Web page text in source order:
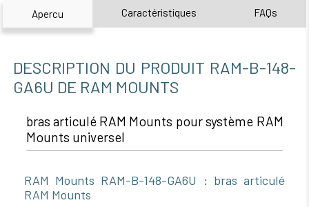
Apercu Caractéristiques FAQs
DESCRIPTION DU PRODUIT RAM-B-148-
GA6U DE RAM MOUNTS
bras articulé RAM Mounts pour système RAM
Mounts universel
RAM Mounts RAM-B-148-GA6U : bras articulé
RAM Mounts